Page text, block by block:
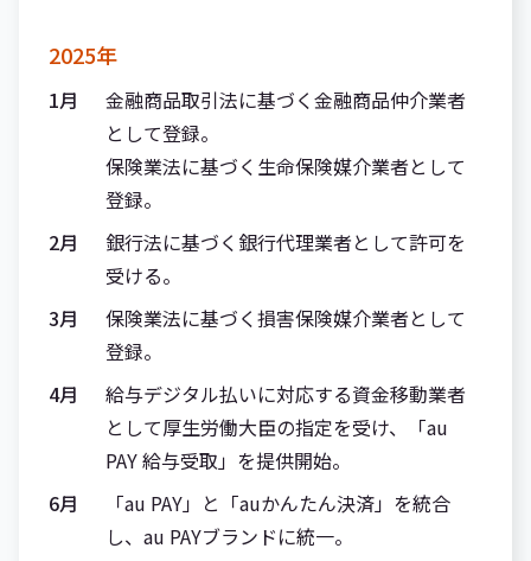
2025年
1月
金融商品取引法に基づく金融商品仲介業者
として登録。
保険業法に基づく生命保険媒介業者として
登録。
2月
銀行法に基づく銀行代理業者として許可を
受ける。
3月
保険業法に基づく損害保険媒介業者として
登録。
4月
給与デジタル払いに対応する資金移動業者
として厚生労働大臣の指定を受け、「au
PAY 給与受取」を提供開始。
6月
「au PAY」と「auかんたん決済」を統合
し、au PAYブランドに統一。